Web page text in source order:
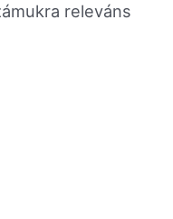
releváns